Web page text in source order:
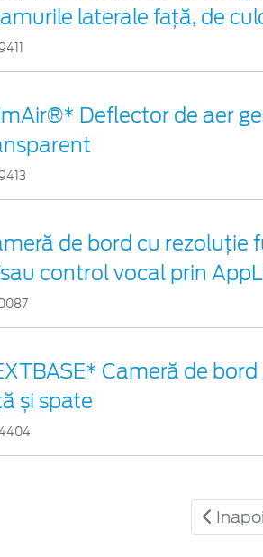
laterale faţă, de
Deflector de aer
de bord cu rezoluție
control vocal prin
Cameră de
și spate
Inapoi